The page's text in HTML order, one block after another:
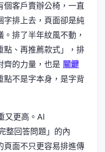
個客戶賣辦公椅，一直
字排上去，頁面卻是純
排了半年紋風不動，
點、再推薦款式」，排
齊的力量，也是 關鍵
點不是字本身，是字背
又更高。AI
整回答問題」的內
頁面不只更容易排進傳